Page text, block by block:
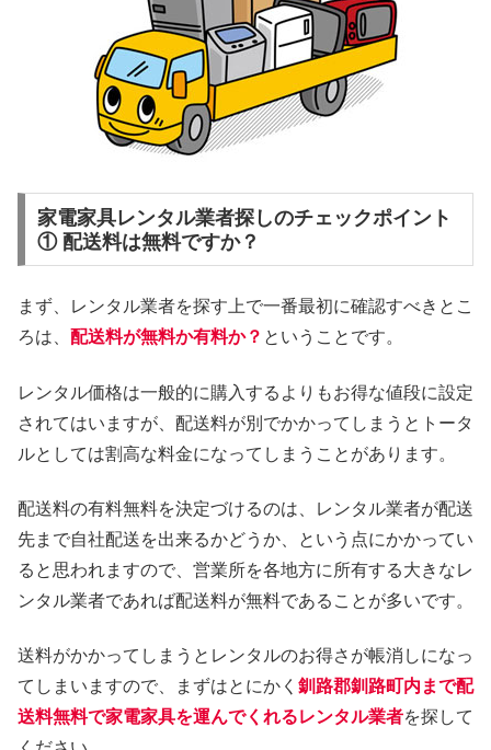
家電家具レンタル業者探しのチェックポイント
① 配送料は無料ですか？
まず、レンタル業者を探す上で一番最初に確認すべきとこ
ろは、 配送料が無料か有料か？ ということです。
レンタル価格は一般的に購入するよりもお得な値段に設定
されてはいますが、配送料が別でかかってしまうとトータ
ルとしては割高な料金になってしまうことがあります。
配送料の有料無料を決定づけるのは、レンタル業者が配送
先まで自社配送を出来るかどうか、という点にかかってい
ると思われますので、営業所を各地方に所有する大きなレ
ンタル業者であれば配送料が無料であることが多いです。
送料がかかってしまうとレンタルのお得さが帳消しになっ
てしまいますので、まずはとにかく 釧路郡釧路町内まで配
送料無料で家電家具を運んでくれるレンタル業者を探して